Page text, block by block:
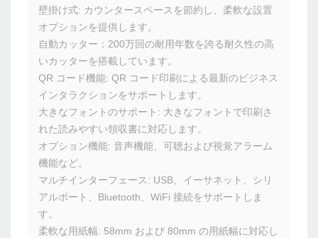
壁掛け式: カウンタースペースを節約し、柔軟な設置
オプションを提供します。
自動カッター：200万回の耐用年数を誇る耐久性の高
いカッターを搭載しています。
QR コード機能: QR コード印刷による最新のビジネス
インタラクションをサポートします。
大きなフォントのサポート: 大きなフォントで印刷さ
れた読みやすい領収書に対応します。
オプション機能: 音声機能、可聴および視覚アラーム
機能など。
マルチインターフェース: USB、イーサネット、シリ
アルポート、Bluetooth、WiFi 接続をサポートしま
す。
柔軟な用紙幅: 58mm および 80mm の用紙幅に対応し